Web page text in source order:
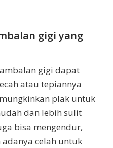
gigi yang
gigi dapat
atau tepiannya
plak untuk
dan lebih sulit
bisa mengendur,
celah untuk